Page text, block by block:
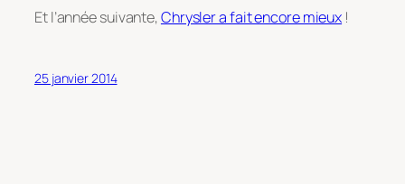
Et l’année suivante,Chrysler a fait encore mieux !
25 janvier 2014